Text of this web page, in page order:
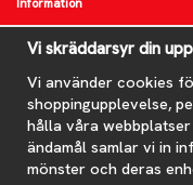
Om oss
FAQ
Nyheter
Nyhetsbrev
Om cookies
Prenumerera på
Vi skräddarsyr din
Vi använder cookies
shoppingupplevelse,
hålla våra
ändamål samlar vi in
mönster och deras